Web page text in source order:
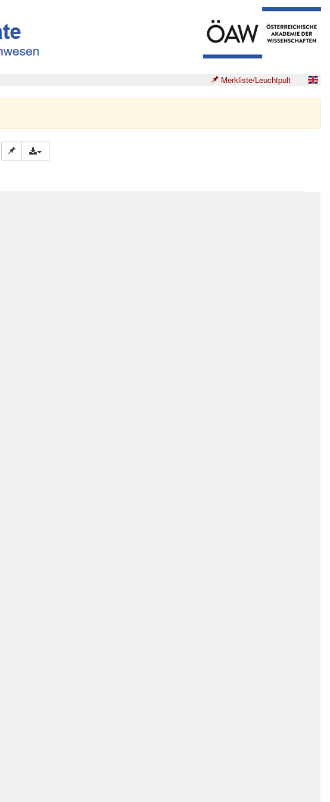
Merkliste/Leuchtpult